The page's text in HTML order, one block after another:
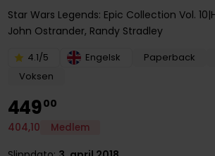
Star Wars Legends: Epic Collection Vol. 10
John Ostrander, Randy Stradley
4.1/5 Engelsk Paperback
Voksen
44900
404,10 Medlem